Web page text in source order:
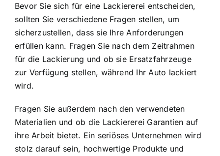
Bevor Sie sich für eine Lackiererei entscheiden,
sollten Sie verschiedene Fragen stellen, um
sicherzustellen, dass sie Ihre Anforderungen
erfüllen kann. Fragen Sie nach dem Zeitrahmen
für die Lackierung und ob sie Ersatzfahrzeuge
zur Verfügung stellen, während Ihr Auto lackiert
wird.
Fragen Sie außerdem nach den verwendeten
Materialien und ob die Lackiererei Garantien auf
ihre Arbeit bietet. Ein seriöses Unternehmen wird
stolz darauf sein, hochwertige Produkte und